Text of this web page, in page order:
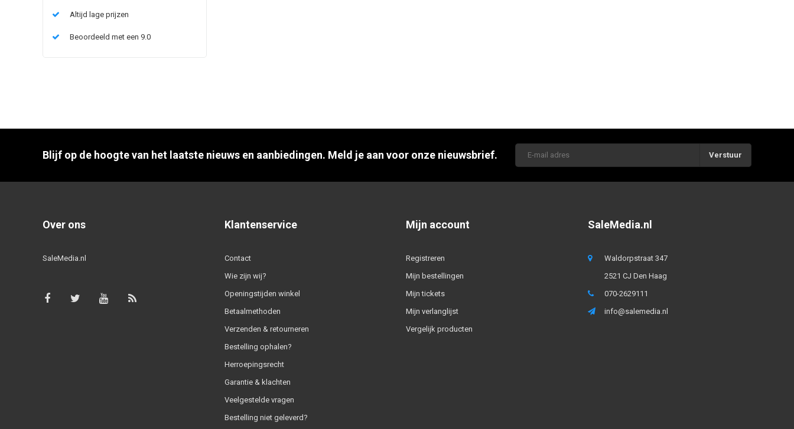
Altijd lage prijzen
Beoordeeld met een 9.0
Blijf op de hoogte van het laatste nieuws en aanbiedingen. Meld je aan voor onze nieuwsbrief. Verstuur
Over ons
SaleMedia.nl
Klantenservice
Contact
Wie zijn wij?
Openingstijden winkel
Betaalmethoden
Verzenden & retourneren
Bestelling ophalen?
Herroepingsrecht
Garantie & klachten
Veelgestelde vragen
Bestelling niet geleverd?
Mijn account
Registreren
Mijn bestellingen
Mijn tickets
Mijn verlanglijst
Vergelijk producten
SaleMedia.nl
Waldorpstraat 347
2521 CJ Den Haag
070-2629111
info@salemedia.nl